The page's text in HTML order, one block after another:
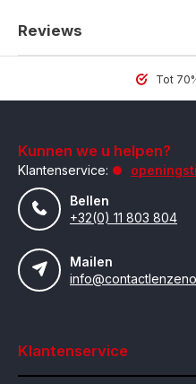
Reviews
Tot
Kunnen we u helpen?
Klantenservice:
Bellen
+32(0) 11 803 804
Mailen
Klantenservice